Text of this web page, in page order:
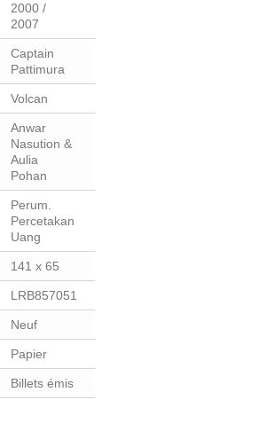
2000 /
2007
Captain
Pattimura
Volcan
Anwar
Nasution &
Aulia
Pohan
Perum.
Percetakan
Uang
141 x 65
LRB857051
Neuf
Papier
Billets émis